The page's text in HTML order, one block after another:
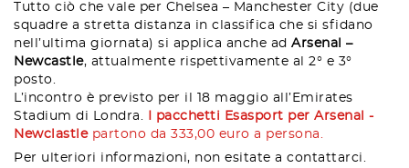
Tutto ciò che vale per Chelsea – Manchester City (due
squadre a stretta distanza in classifica che si sfidano
nell’ultima giornata) si applica anche ad Arsenal –
Newcastle, attualmente rispettivamente al 2° e 3°
posto.
L’incontro è previsto per il 18 maggio all’Emirates
Stadium di Londra.
I pacchetti Esasport per Arsenal -
Newclastle partono da 333,00 euro a persona.
Per ulteriori informazioni, non esitate a contattarci.